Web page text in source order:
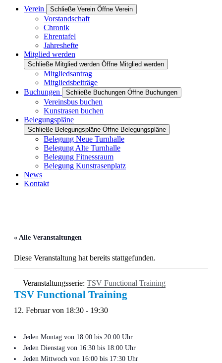
Verein Schließe Verein Öffne Verein
Vorstandschaft
Chronik
Ehrentafel
Jahreshefte
Mitglied werden
Schließe Mitglied werden Öffne Mitglied werden
Mitgliedsantrag
Mitgliedsbeiträge
Buchungen
Schließe Buchungen Öffne Buchungen
Vereinsbus buchen
Kunstrasen buchen
Belegungspläne
Schließe Belegungspläne Öffne Belegungspläne
Belegung Neue Turnhalle
Belegung Alte Turnhalle
Belegung Fitnessraum
Belegung Kunstrasenplatz
News
Kontakt
« Alle Veranstaltungen
Diese Veranstaltung hat bereits stattgefunden.
Veranstaltungsserie: TSV Functional Training
TSV Functional Training
12. Februar von 18:30 - 19:30
Jeden Montag von 18:00 bis 20:00 Uhr
Jeden Dienstag von 16:30 bis 18:00 Uhr
Jeden Mittwoch von 16:00 bis 17:30 Uhr